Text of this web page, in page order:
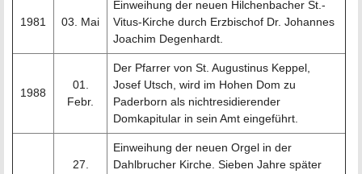
1981 03. Mai
Einweihung der neuen Hilchenbacher St.-
Vitus-Kirche durch Erzbischof Dr. Johannes
Joachim Degenhardt.
1988
01.
Febr.
Der Pfarrer von St. Augustinus Keppel,
Josef Utsch, wird im Hohen Dom zu
Paderborn als nichtresidierender
Domkapitular in sein Amt eingeführt.
27.
Einweihung der neuen Orgel in der
Dahlbrucher Kirche. Sieben Jahre später